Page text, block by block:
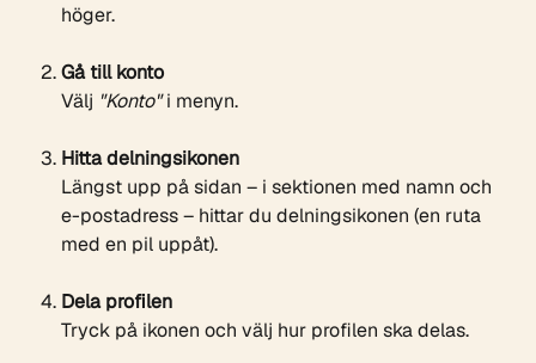
höger.
Gå till konto
Välj "Konto" i menyn.
Hitta delningsikonen
Längst upp på sidan – i sektionen med namn och
e-postadress – hittar du delningsikonen (en ruta
med en pil uppåt).
Dela profilen
Tryck på ikonen och välj hur profilen ska delas.